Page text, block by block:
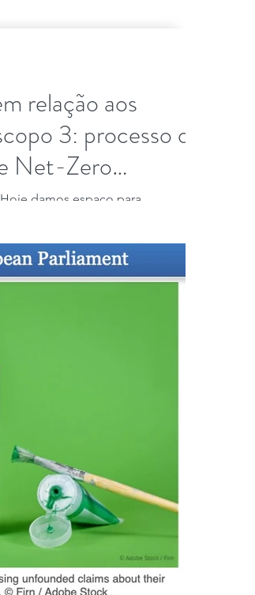
relação aos
3: processo de
Net-Zero
damos espaço para